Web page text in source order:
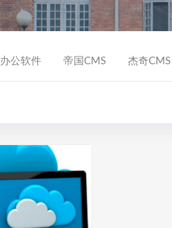
办公软件 帝国CMS 杰奇CMS